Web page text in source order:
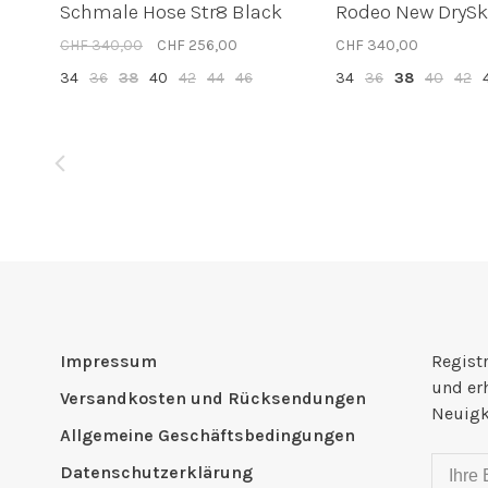
Schmale Hose Str8 Black
CHF 340,00
CHF 256,00
34 36 38 40 42 44 46
Rodeo New
CHF 340,00
34 36 38 40 42
Impressum
Versandkosten und Rücksendungen
Allgemeine Geschäftsbedingungen
Datenschutzerklärung
und